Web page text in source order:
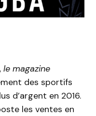
le magazine
des sportifs
d’argent en 2016.
les ventes en